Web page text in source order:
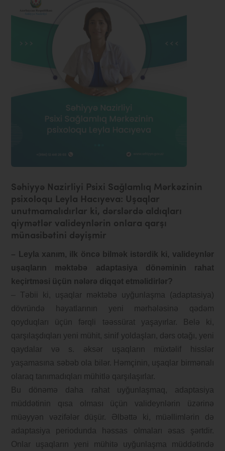
Səhiyyə Nazirliyi Psixi Sağlamlıq Mərkəzinin
psixoloqu Leyla Hacıyeva: Uşaqlar
unutmamalıdırlar ki, dərslərdə aldıqları
qiymətlər valideynlərin onlara qarşı
münasibətini dəyişmir
– Leyla xanım, ilk öncə bilmək istərdik ki, valideynlər
uşaqların məktəbə adaptasiya dönəminin rahat
keçirtməsi üçün nələrə diqqət etməlidirlər?
– Təbii ki, uşaqlar məktəbə uyğunlaşma (adaptasiya)
dövründə həyatlarının yeni mərhələsinə qədəm
qoyduqları üçün fərqli təəssürat yaşayırlar. Belə ki,
qarşılaşdıqları yeni mühit, sinif yoldaşları, dərs otağı, yeni
qaydalar və s. əksər uşaqların müxtəlif hisslər
yaşamasına səbəb ola bilər. Həmçinin, uşaqlar birmənalı
olaraq tanımadıqları mühitlə qarşılaşırlar.
Bu dönəmə daha rahat uyğunlaşmaq, adaptasiya
müddətinin qısa olması üçün valideynlərin üzərinə
müəyyən vəzifələr düşür. Əlbəttə ki, müəllimlərin də
adaptasiya periodunda həssas olmaları əsas şərtdir.
Onlar uşaqların yeni mühitə uyğunlaşma müddətində